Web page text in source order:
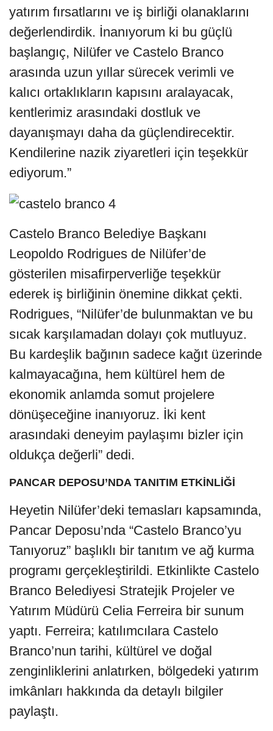
yatırım fırsatlarını ve iş birliği olanaklarını
değerlendirdik. İnanıyorum ki bu güçlü
başlangıç, Nilüfer ve Castelo Branco
arasında uzun yıllar sürecek verimli ve
kalıcı ortaklıkların kapısını aralayacak,
kentlerimiz arasındaki dostluk ve
dayanışmayı daha da güçlendirecektir.
Kendilerine nazik ziyaretleri için teşekkür
ediyorum.”
Castelo Branco Belediye Başkanı
Leopoldo Rodrigues de Nilüfer’de
gösterilen misafirperverliğe teşekkür
ederek iş birliğinin önemine dikkat çekti.
Rodrigues, “Nilüfer’de bulunmaktan ve bu
sıcak karşılamadan dolayı çok mutluyuz.
Bu kardeşlik bağının sadece kağıt üzerinde
kalmayacağına, hem kültürel hem de
ekonomik anlamda somut projelere
dönüşeceğine inanıyoruz. İki kent
arasındaki deneyim paylaşımı bizler için
oldukça değerli” dedi.
PANCAR DEPOSU’NDA TANITIM ETKİNLİĞİ
Heyetin Nilüfer’deki temasları kapsamında,
Pancar Deposu’nda “Castelo Branco’yu
Tanıyoruz” başlıklı bir tanıtım ve ağ kurma
programı gerçekleştirildi. Etkinlikte Castelo
Branco Belediyesi Stratejik Projeler ve
Yatırım Müdürü Celia Ferreira bir sunum
yaptı. Ferreira; katılımcılara Castelo
Branco’nun tarihi, kültürel ve doğal
zenginliklerini anlatırken, bölgedeki yatırım
imkânları hakkında da detaylı bilgiler
paylaştı.